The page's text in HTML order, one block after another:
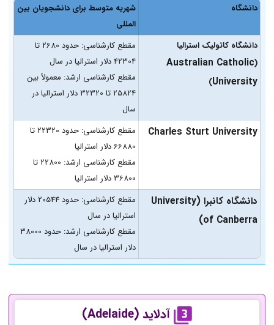
دانشگاه
شهریه متوسط برای دانشجویان بین
المللی
دانشگاه کاتولیک استرالیا
(
Australian Catholic
University
)
مقطع کارشناسی: حدود 2680 تا
42304 دلار استرالیا در سال
مقطع کارشناسی ارشد: معمولاً بین
25824 تا 32320 دلار استرالیا در
سال
Charles Sturt University
مقطع کارشناسی: حدود 22320 تا
66880 دلار استرالیا
مقطع کارشناسی ارشد: 22800 تا
36800 دلار استرالیا
دانشگاه کانبرا (University
of Canberra)
مقطع کارشناسی: حدود 20544 دلار
استرالیا در سال
مقطع کارشناسی ارشد: حدود 38000
دلار استرالیا در سال
آدلاید (Adelaide
)